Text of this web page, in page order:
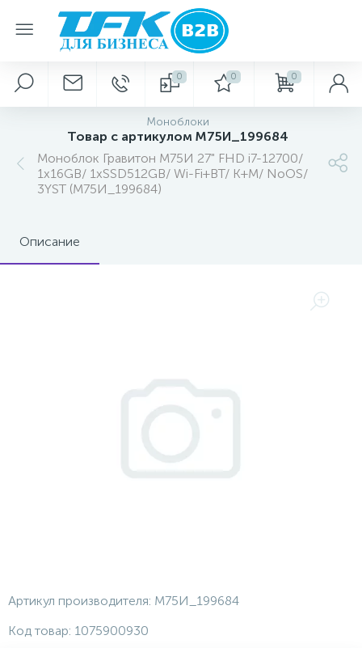
0 0 0
Моноблоки
Товар с артикулом М75И_199684
Моноблок Гравитон М75И 27" FHD i7-12700/
1x16GB/ 1xSSD512GB/ Wi-Fi+BT/ K+M/ NoOS/
3YST (М75И_199684)
Описание
Артикул производителя: М75И_199684
Код товар: 1075900930